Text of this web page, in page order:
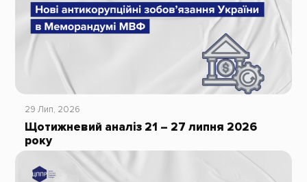
29 Лип, 2026
Щотижневий аналіз 21 – 27 липня 2026
року